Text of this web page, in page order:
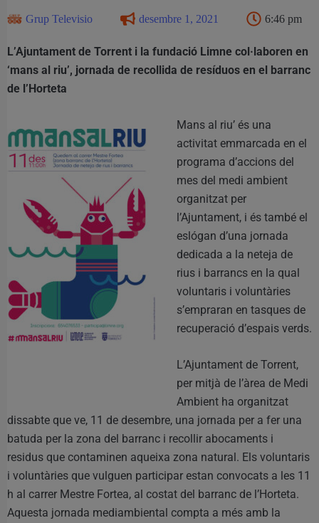
Grup Televisio desembre 1, 2021 6:46 pm
L’Ajuntament de Torrent i la fundació Limne col·laboren en
‘mans al riu’, jornada de recollida de resíduos en el barranc
de l’Horteta
Mans al riu’ és una
activitat emmarcada en el
programa d’accions del
mes del medi ambient
organitzat per
l’Ajuntament, i és també el
eslógan d’una jornada
dedicada a la neteja de
rius i barrancs en la qual
voluntaris i voluntàries
s’empraran en tasques de
recuperació d’espais verds.
L’Ajuntament de Torrent,
per mitjà de l’àrea de Medi
Ambient ha organitzat
dissabte que ve, 11 de desembre, una jornada per a fer una
batuda per la zona del barranc i recollir abocaments i
residus que contaminen aqueixa zona natural. Els voluntaris
i voluntàries que vulguen participar estan convocats a les 11
h al carrer Mestre Fortea, al costat del barranc de l’Horteta.
Aquesta jornada mediambiental compta a més amb la